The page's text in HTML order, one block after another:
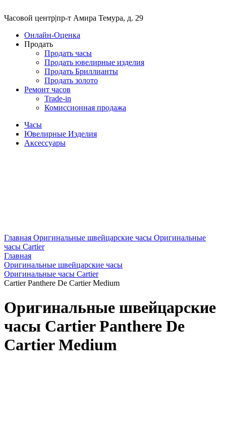
Часовой центр|пр-т Амира Темура, д. 29
Онлайн-Оценка
Продать
Продать часы
Продать ювелирные изделия
Продать Бриллианты
Продать золото
Ремонт часов
Trade-in
Комиссионная продажа
Часы
Ювелирные Изделия
Аксессуары
Главная Оригинальные швейцарские часы Оригинальные
часы Cartier
Главная
Оригинальные швейцарские часы
Оригинальные часы Cartier
Cartier Panthere De Cartier Medium
Оригинальные швейцарские
часы Cartier Panthere De
Cartier Medium